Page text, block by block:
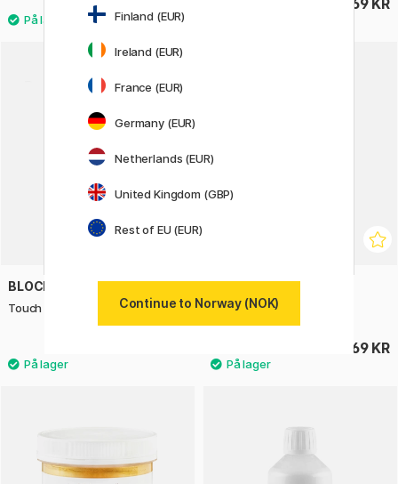
469 KR
BLOCKX
Touch up varnish 125 ml
BLOCKX
Touch up varnish 500 ml
469 KR
Finland (EUR)
Ireland (EUR)
France (EUR)
Germany (EUR)
Netherlands (EUR)
United Kingdom (GBP)
Rest of EU (EUR)
Continue to Norway (NOK)